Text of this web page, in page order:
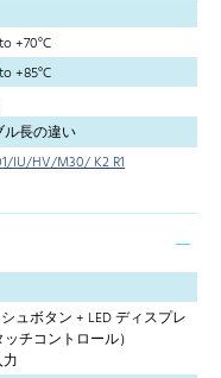
+70°C
+85°C
ル長の違い
IU/HV/M30/ K2 R1
ュボタン + LED ディスプレ
チコントロール）